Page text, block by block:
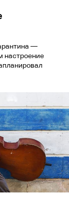
—
настроение